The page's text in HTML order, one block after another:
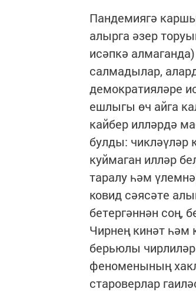
Пандемиягә
алырга әзер
исәпкә
салмадылар,
демократияләре
ешлыгы өч айга
кайбер илләрдә
булды: чикләүләр
куймаган илләр
таралу һәм
ковид сәясәте
бетергәннән соң,
Чирнең кинәт һәм
берьюлы
феноменының
староверлар